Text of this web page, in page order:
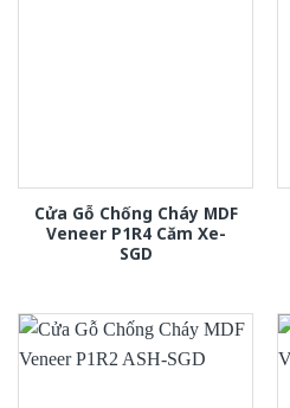
Cửa Gỗ Chống Cháy MDF
Veneer P1R4 Căm Xe-
SGD